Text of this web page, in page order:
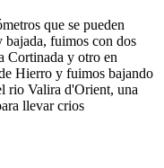
que se pueden
bajada, fuimos con dos
Cortinada y otro en
Hierro y fuimos bajando
rio Valira d'Orient, una
llevar crios